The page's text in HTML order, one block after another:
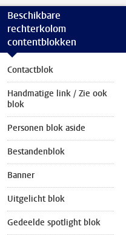
Beschikbare
rechterkolom
contentblokken
Contactblok
Handmatige link / Zie ook
blok
Personen blok aside
Bestandenblok
Banner
Uitgelicht blok
Gedeelde spotlight blok